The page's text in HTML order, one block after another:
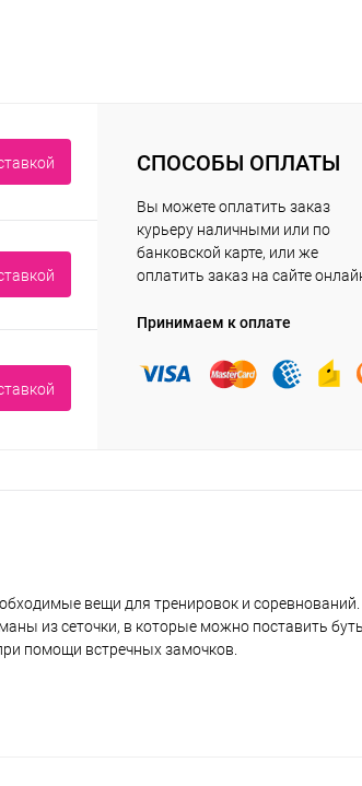
СПОСОБЫ ОПЛАТЫ
Вы можете оплатить заказ
курьеру наличными или по
банковской карте, или же
оплатить заказ на сайте
Принимаем к оплате
вещи для тренировок и соревнований.
из сеточки, в которые можно поставить
помощи встречных замочков.